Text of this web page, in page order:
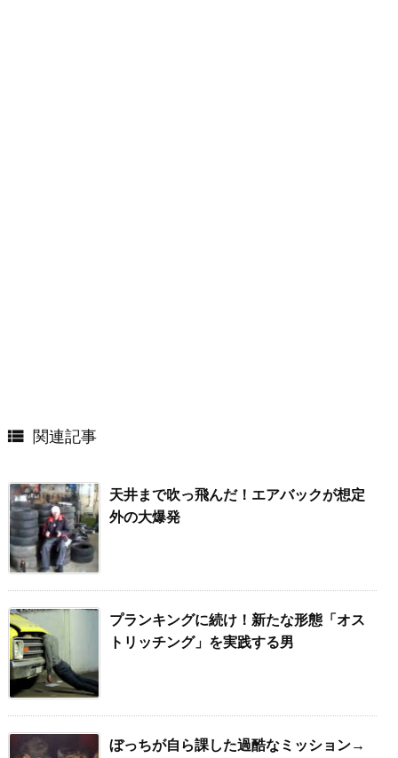
 関連記事
天井まで吹っ飛んだ！エアバックが想定
外の大爆発
プランキングに続け！新たな形態「オス
トリッチング」を実践する男
ぼっちが自ら課した過酷なミッション→